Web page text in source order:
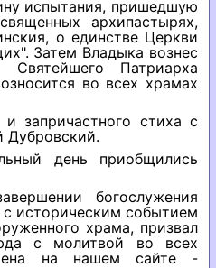
испытания, пришедшую
архипастырях,
о единстве Церкви
Затем Владыка вознес
Патриарха
во всех храмах
запричастного стиха с
Дубровский.
день приобщились
богослужения
историческим событием
храма, призвал
с молитвой во всех
на нашем сайте -